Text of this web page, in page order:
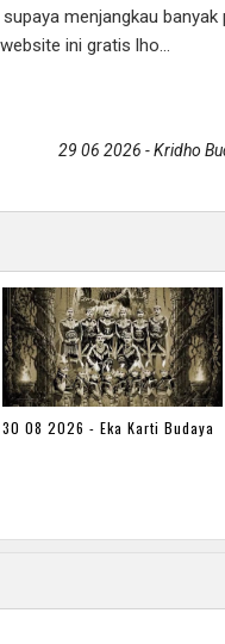
menjangkau
ini gratis lho...
29 06 2026 - Kridho
30 08 2026 - Eka Karti Budaya